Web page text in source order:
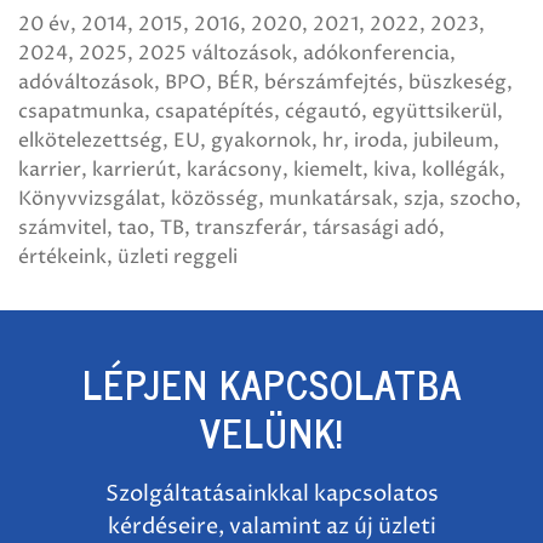
20 év 2014 2015 2016 2020 2021 2022 2023
2024 2025 2025 változások adókonferencia
adóváltozások BPO BÉR bérszámfejtés büszkeség
csapatmunka csapatépítés cégautó együttsikerül
elkötelezettség EU gyakornok hr iroda jubileum
karrier karrierút karácsony kiemelt kiva kollégák
Könyvvizsgálat közösség munkatársak szja szocho
számvitel tao TB transzferár társasági adó
értékeink üzleti reggeli
LÉPJEN KAPCSOLATBA
VELÜNK!
Szolgáltatásainkkal kapcsolatos
kérdéseire, valamint az új üzleti